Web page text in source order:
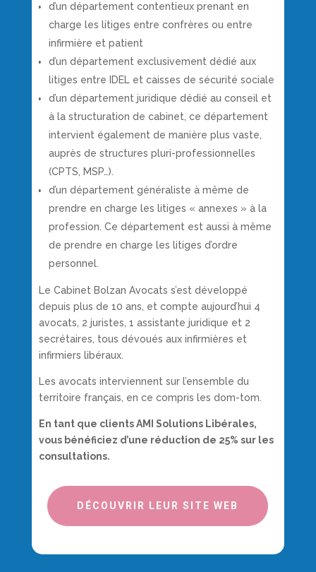
d’un département contentieux prenant en
charge les litiges entre confrères ou entre
infirmière et patient
d’un département exclusivement dédié aux
litiges entre IDEL et caisses de sécurité sociale
d’un département juridique dédié au conseil et
à la structuration de cabinet, ce département
intervient également de manière plus vaste,
auprès de structures pluri-professionnelles
(CPTS, MSP…).
d’un département généraliste à même de
prendre en charge les litiges « annexes » à la
profession. Ce département est aussi à même
de prendre en charge les litiges d’ordre
personnel.
Le Cabinet Bolzan Avocats s’est développé
depuis plus de 10 ans, et compte aujourd’hui 4
avocats, 2 juristes, 1 assistante juridique et 2
secrétaires, tous dévoués aux infirmières et
infirmiers libéraux.
Les avocats interviennent sur l’ensemble du
territoire français, en ce compris les dom-tom.
En tant que clients AMI Solutions Libérales,
vous bénéficiez d’une réduction de 25% sur les
consultations.
DÉCOUVRIR LEUR SITE WEB